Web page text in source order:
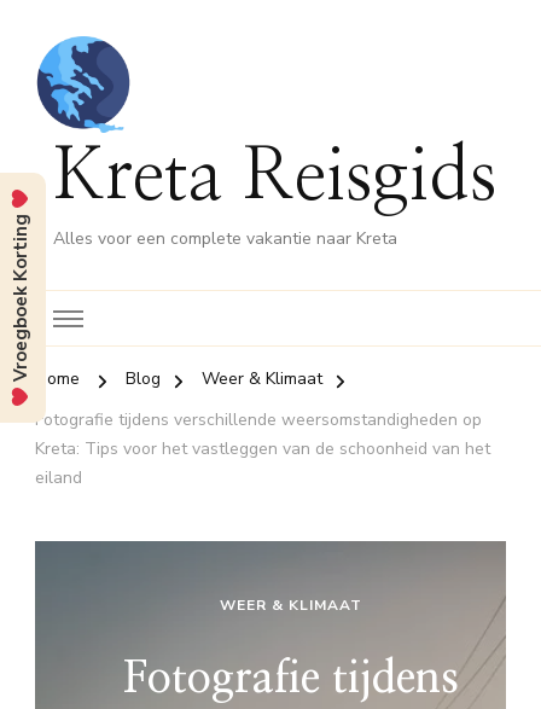
Kreta Reisgids
Alles voor een complete vakantie naar Kreta
Home Blog
Weer & Klimaat
Fotografie tijdens verschillende weersomstandigheden op
Kreta: Tips voor het vastleggen van de schoonheid van het
eiland
WEER & KLIMAAT
Fotografie tijdens
Vroegboek Korting